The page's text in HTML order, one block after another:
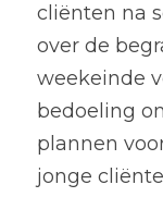
cliënten na
over de
weekeinde
bedoeling
plannen
jonge